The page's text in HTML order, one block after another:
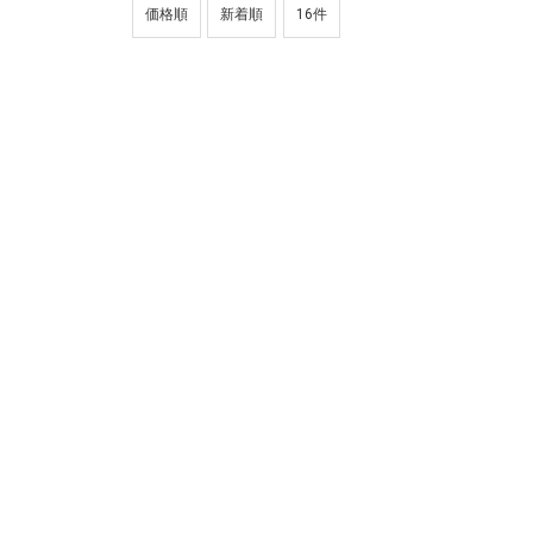
価格順 新着順